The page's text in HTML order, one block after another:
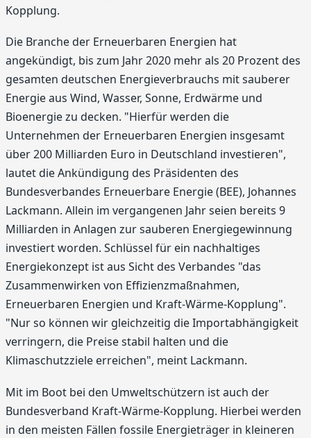
Kopplung.
Die Branche der Erneuerbaren Energien hat
angekündigt, bis zum Jahr 2020 mehr als 20 Prozent des
gesamten deutschen Energieverbrauchs mit sauberer
Energie aus Wind, Wasser, Sonne, Erdwärme und
Bioenergie zu decken. "Hierfür werden die
Unternehmen der Erneuerbaren Energien insgesamt
über 200 Milliarden Euro in Deutschland investieren",
lautet die Ankündigung des Präsidenten des
Bundesverbandes Erneuerbare Energie (BEE), Johannes
Lackmann. Allein im vergangenen Jahr seien bereits 9
Milliarden in Anlagen zur sauberen Energiegewinnung
investiert worden. Schlüssel für ein nachhaltiges
Energiekonzept ist aus Sicht des Verbandes "das
Zusammenwirken von Effizienzmaßnahmen,
Erneuerbaren Energien und Kraft-Wärme-Kopplung".
"Nur so können wir gleichzeitig die Importabhängigkeit
verringern, die Preise stabil halten und die
Klimaschutzziele erreichen", meint Lackmann.
Mit im Boot bei den Umweltschützern ist auch der
Bundesverband Kraft-Wärme-Kopplung. Hierbei werden
in den meisten Fällen fossile Energieträger in kleineren